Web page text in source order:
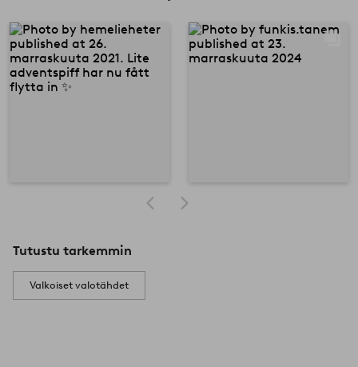
Tutustu tarkemmin
Valkoiset valotähdet